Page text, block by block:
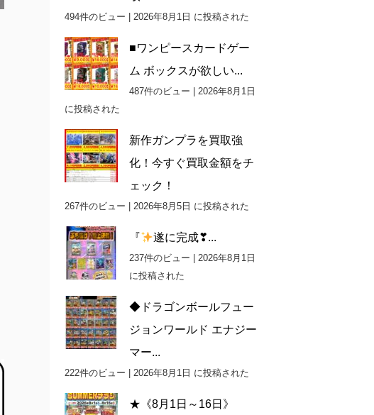
494件のビュー 2026年8月1日 に投稿された
■ワンピースカードゲー
ム ボックスが欲しい...
487件のビュー
2026年8月1日
に投稿された
新作ガンプラを買取強
化！今すぐ買取金額をチ
ェック！
267件のビュー 2026年8月5日 に投稿された
『 遂に完成❣...
237件のビュー
2026年8月1日
に投稿された
◆ドラゴンボールフュー
ジョンワールド エナジー
マー...
222件のビュー 2026年8月1日 に投稿された
★《8月1日～16日》